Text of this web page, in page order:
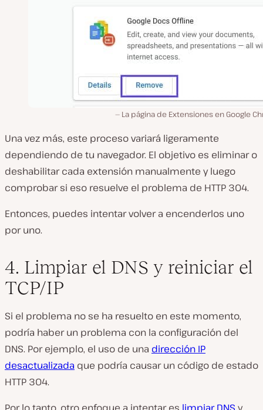
La página de Extensiones en Google
Una vez más, este proceso variará ligeramente
dependiendo de tu navegador. El objetivo es eliminar o
deshabilitar cada extensión manualmente y luego
comprobar si eso resuelve el problema de HTTP 304.
Entonces, puedes intentar volver a encenderlos uno
por uno.
4. Limpiar el DNS y reiniciar el
TCP/IP
Si el problema no se ha resuelto en este momento,
podría haber un problema con la configuración del
DNS. Por ejemplo, el uso de una dirección IP
desactualizada que podría causar un código de estado
HTTP 304.